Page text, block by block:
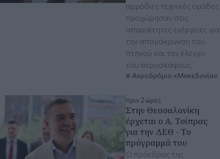
αρμόδιες τεχνικές ομάδες
προχώρησαν στις
απαραίτητες ενέργειες για
την απομάκρυνση του
πτηνού και τον έλεγχο
του αεροσκάφους
Αεροδρόμιο «Μακεδονία»
πριν 2 ώρες
Στην Θεσσαλονίκη
έρχεται ο Α. Τσίπρας
για την ΔΕΘ - Το
πρόγραμμά του
Ο πρόεδρος της